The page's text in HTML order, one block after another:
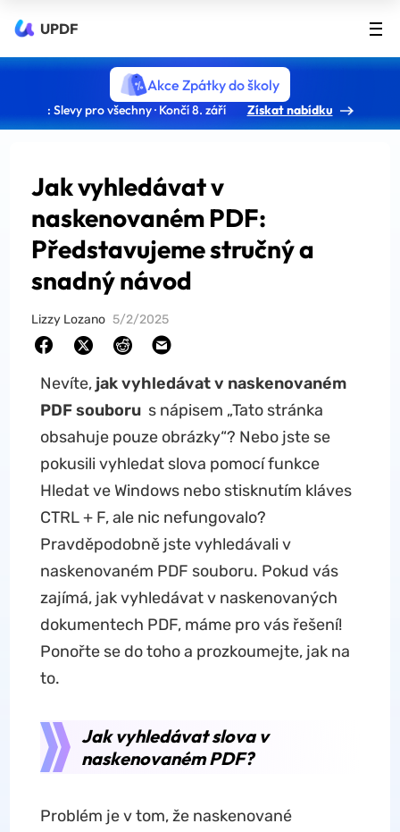
UPDF
Akce Zpátky do školy
: Slevy pro všechny · Končí 8. září Získat nabídku
Jak vyhledávat v
naskenovaném PDF:
Představujeme stručný a
snadný návod
Lizzy Lozano 5/2/2025
Nevíte, jak vyhledávat v naskenovaném
PDF souborus nápisem „Tato stránka
obsahuje pouze obrázky“? Nebo jste se
pokusili vyhledat slova pomocí funkce
Hledat ve Windows nebo stisknutím kláves
CTRL + F, ale nic nefungovalo?
Pravděpodobně jste vyhledávali v
naskenovaném PDF souboru. Pokud vás
zajímá, jak vyhledávat v naskenovaných
dokumentech PDF, máme pro vás řešení!
Ponořte se do toho a prozkoumejte, jak na
to.
Jak vyhledávat slova v
naskenovaném PDF?
Problém je v tom, že naskenované